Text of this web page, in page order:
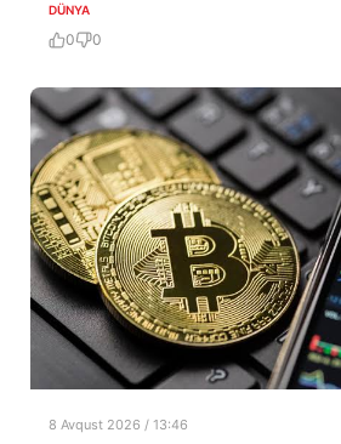
DÜNYA
0 0
8 Avqust 2026 / 13:46